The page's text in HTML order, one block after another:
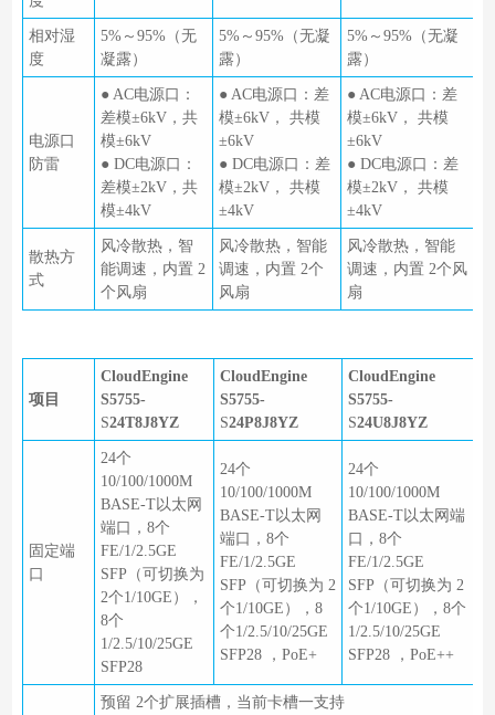
相对湿
度
5%～95%（无
凝露）
5%～95%（无凝
露）
5%～95%（无凝
露）
电源口
防雷
● AC电源口：
差模±6kV，共
模±6kV
● DC电源口：
差模±2kV，共
模±4kV
● AC电源口：差
模±6kV， 共模
±6kV
● DC电源口：差
模±2kV， 共模
±4kV
● AC电源口：差
模±6kV， 共模
±6kV
● DC电源口：差
模±2kV， 共模
±4kV
散热方
式
风冷散热，智
能调速，内置 2
个风扇
风冷散热，智能
调速，内置 2个
风扇
风冷散热，智能
调速，内置 2个风
扇
项目
CloudEngine
S5755-
S24T8J8YZ
CloudEngine
S5755-
S24P8J8YZ
CloudEngine
S5755-
S24U8J8YZ
固定端
口
24个
10/100/1000M
BASE-T以太网
端口，8个
FE/1/2.5GE
SFP（可切换为
2个1/10GE），
8个
1/2.5/10/25GE
SFP28
24个
10/100/1000M
BASE-T以太网
端口，8个
FE/1/2.5GE
SFP（可切换为 2
个1/10GE），8
个1/2.5/10/25GE
SFP28 ，PoE+
24个
10/100/1000M
BASE-T以太网端
口，8个
FE/1/2.5GE
SFP（可切换为 2
个1/10GE），8个
1/2.5/10/25GE
SFP28 ，PoE++
预留 2个扩展插槽，当前卡槽一支持